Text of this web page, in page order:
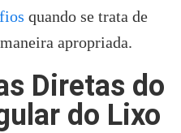
quando se trata de
apropriada.
Diretas do
do Lixo